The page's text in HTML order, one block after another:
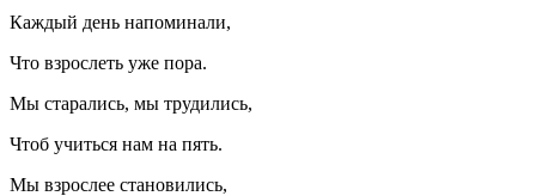
Каждый день напоминали,
Что взрослеть уже пора.
Мы старались, мы трудились,
Чтоб учиться нам на пять.
Мы взрослее становились,